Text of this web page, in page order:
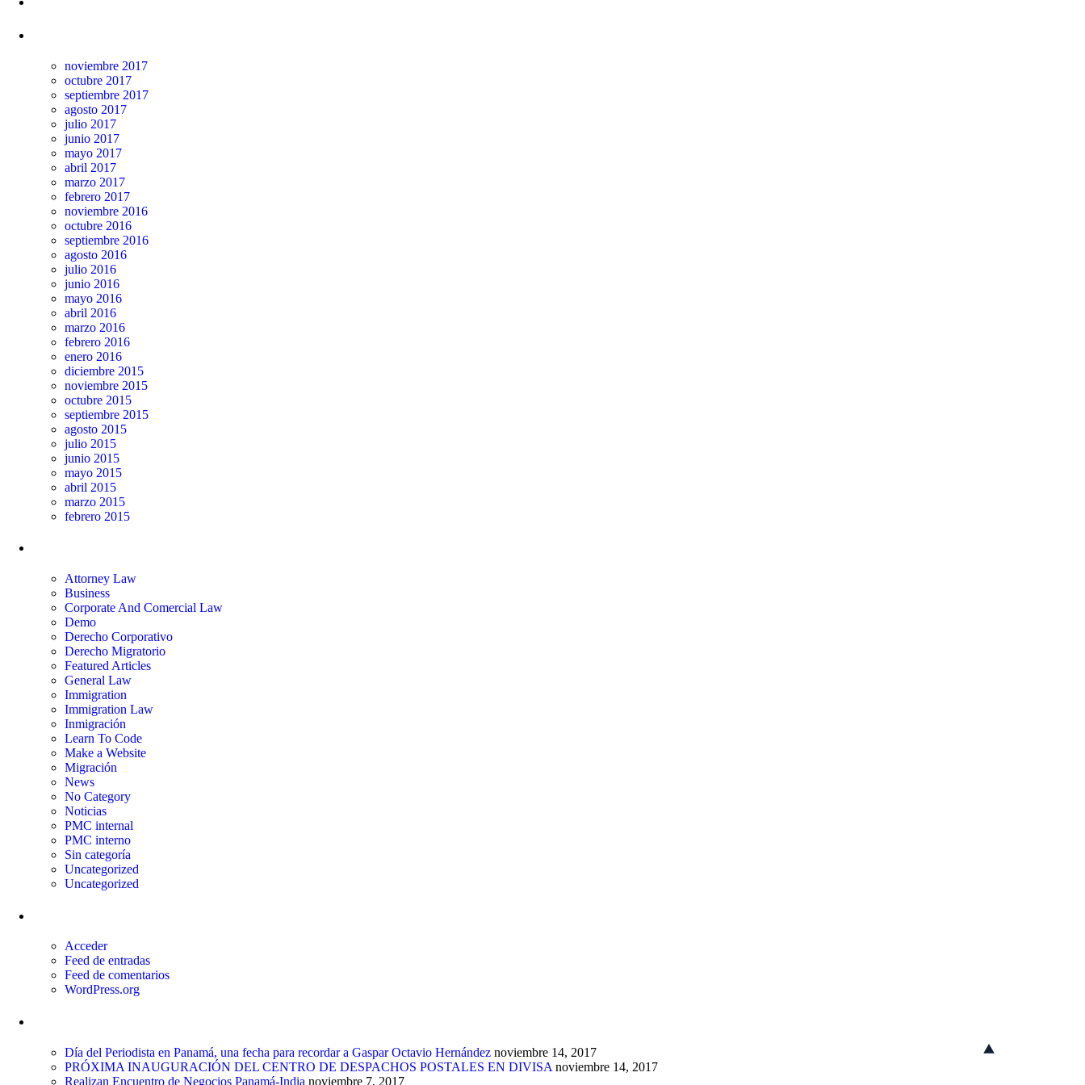
noviembre 2017
octubre 2017
septiembre 2017
agosto 2017
julio 2017
junio 2017
mayo 2017
abril 2017
marzo 2017
febrero 2017
noviembre 2016
octubre 2016
septiembre 2016
agosto 2016
julio 2016
junio 2016
mayo 2016
abril 2016
marzo 2016
febrero 2016
enero 2016
diciembre 2015
noviembre 2015
octubre 2015
septiembre 2015
agosto 2015
julio 2015
junio 2015
mayo 2015
abril 2015
marzo 2015
febrero 2015
Attorney Law
Business
Corporate And Comercial Law
Demo
Derecho Corporativo
Derecho Migratorio
Featured Articles
General Law
Immigration
Immigration Law
Inmigración
Learn To Code
Make a Website
Migración
News
No Category
Noticias
PMC internal
PMC interno
Sin categoría
Uncategorized
Uncategorized
Acceder
Feed de entradas
Feed de comentarios
WordPress.org
Día del Periodista en Panamá, una fecha para recordar a Gaspar Octavio Hernández noviembre 14, 2017
PRÓXIMA INAUGURACIÓN DEL CENTRO DE DESPACHOS POSTALES EN DIVISA noviembre 14, 2017
Realizan Encuentro de Negocios Panamá-India noviembre 7, 2017